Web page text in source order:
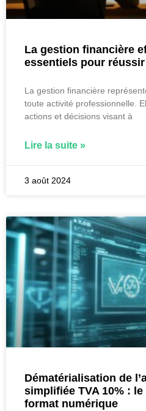
La gestion financière
essentiels pour réussir
La gestion financière
toute activité professionnelle.
actions et décisions visant à
Lire la suite »
3 août 2024
Dématérialisation de
simplifiée TVA 10% :
format numérique